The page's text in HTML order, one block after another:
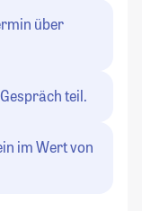
über
teil.
im Wert von